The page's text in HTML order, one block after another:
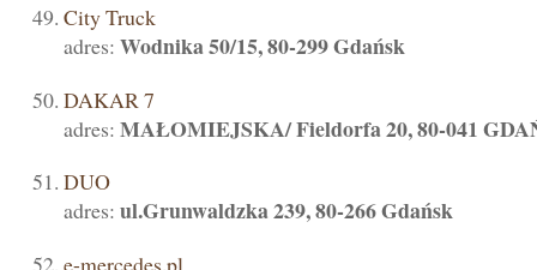
City Truck
adres: Wodnika 50/15, 80-299 Gdańsk
DAKAR 7
adres: MAŁOMIEJSKA/ Fieldorfa 20, 80-041
DUO
adres: ul.Grunwaldzka 239, 80-266 Gdańsk